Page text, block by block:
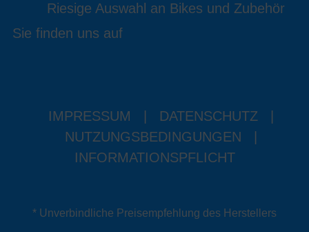
Riesige Auswahl an Bikes und Zubehör
Sie finden uns auf
IMPRESSUM DATENSCHUTZ
NUTZUNGSBEDINGUNGEN
INFORMATIONSPFLICHT
* Unverbindliche Preisempfehlung des Herstellers